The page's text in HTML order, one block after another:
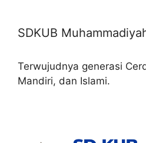
SDKUB
Terwujudnya generasi
Mandiri, dan Islami.